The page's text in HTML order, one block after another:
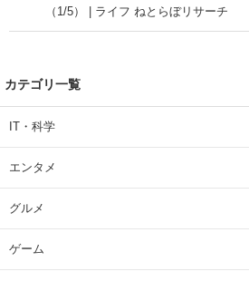
（1/5） | ライフ ねとらぼリサーチ
カテゴリ一覧
IT・科学
エンタメ
グルメ
ゲーム